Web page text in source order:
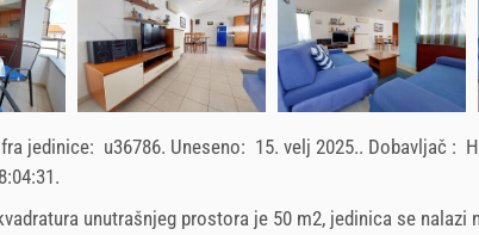
jedinice: u36786. Uneseno: 15. velj 2025.. Dobavljač :
.
unutrašnjeg prostora je 50 m2, jedinica se nalazi